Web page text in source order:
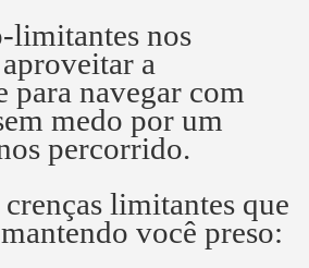
limitantes nos
a
para navegar com
medo por um
percorrido.
limitantes que
você preso: